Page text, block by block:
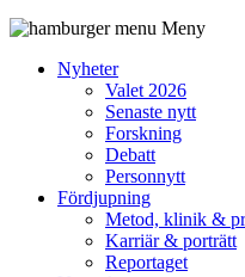
Meny
Nyheter
Valet 2026
Senaste nytt
Forskning
Debatt
Personnytt
Fördjupning
Metod, klinik &
Karriär & porträtt
Reportaget